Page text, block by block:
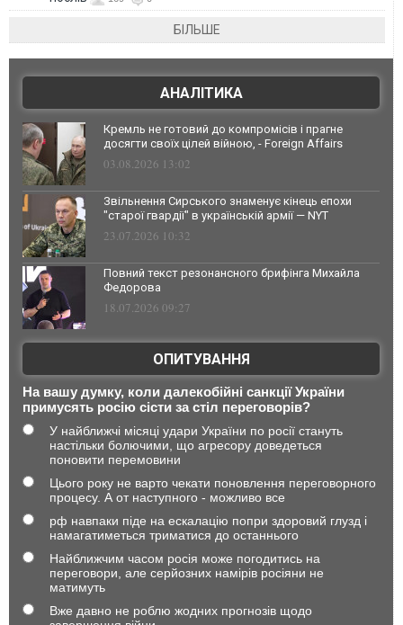
БІЛЬШЕ
АНАЛІТИКА
Кремль не готовий до компромісів і прагне
досягти своїх цілей війною, - Foreign Affairs
03.08.2026 13:02
Звільнення Сирського знаменує кінець епохи
"старої гвардії" в українській армії — NYT
23.07.2026 10:32
Повний текст резонансного брифінга Михайла
Федорова
18.07.2026 09:27
ОПИТУВАННЯ
На вашу думку, коли далекобійні санкції України
примусять росію сісти за стіл переговорів?
У найближчі місяці удари України по росії стануть
настільки болючими, що агресору доведеться
поновити перемовини
Цього року не варто чекати поновлення переговорного
процесу. А от наступного - можливо все
рф навпаки піде на ескалацію попри здоровий глузд і
намагатиметься триматися до останнього
Найближчим часом росія може погодитись на
переговори, але серйозних намірів росіяни не
матимуть
Вже давно не роблю жодних прогнозів щодо